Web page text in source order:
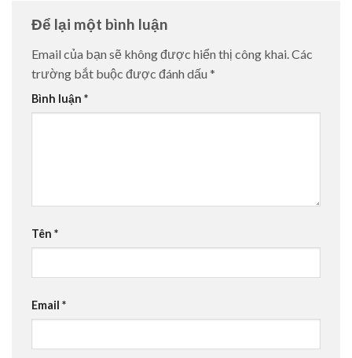
Để lại một bình luận
Email của bạn sẽ không được hiển thị công khai. Các
trường bắt buộc được đánh dấu *
Bình luận *
Tên *
Email *